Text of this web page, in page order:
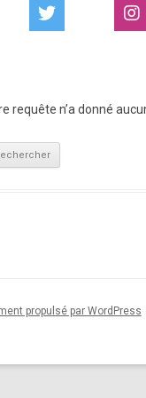
requête n’a donné
propulsé par WordPress